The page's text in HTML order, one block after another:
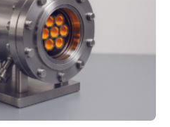
Energien-Anlagen
für die Energiewende.
Netz kann kein Strom
dem Erneuerbare-Energien-